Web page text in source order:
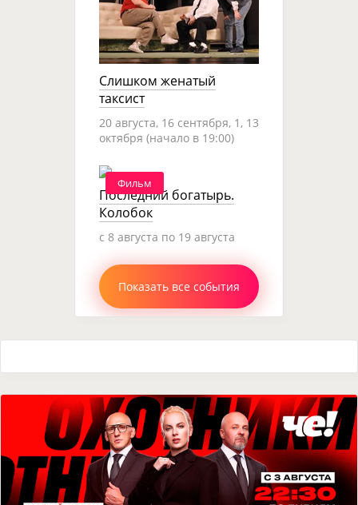
Слишком женатый
таксист
20 августа, 16 сентября, 1, 13
октября (начало в 19:00)
Фильм
Последний богатырь.
Колобок
c 8 августа по 19 августа
Показать все события